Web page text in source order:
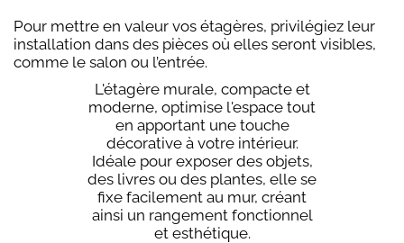
L'étagère murale, compacte et
moderne, optimise l'espace tout
en apportant une touche
décorative à votre intérieur.
Idéale pour exposer des objets,
des livres ou des plantes, elle se
fixe facilement au mur, créant
ainsi un rangement fonctionnel
et esthétique.
Pour mettre en valeur vos étagères, privilégiez leur
installation dans des pièces où elles seront visibles,
comme le salon ou l’entrée.